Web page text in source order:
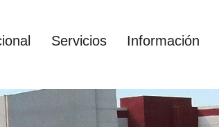
Servicios Información